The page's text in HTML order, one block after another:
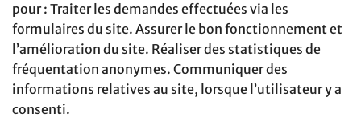
pour : Traiter les demandes effectuées via les
formulaires du site. Assurer le bon fonctionnement et
l’amélioration du site. Réaliser des statistiques de
fréquentation anonymes. Communiquer des
informations relatives au site, lorsque l’utilisateur y a
consenti.